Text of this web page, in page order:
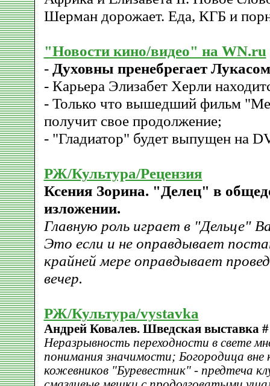
Шерман дорожает. Еда, КГБ и
"Новости кино/видео" на WN.ru
- Духовны пренебрегает Лукасом
- Карьера Элизабет Херли
- Только что вышедший фильм
получит свое продолжение;
- "Гладиатор" будет выпущен на
РЖ/Культура/Рецензия
Ксения Зорина. "Делец" в
изложении.
Главную роль играет в "Дельце"
Это если и не оправдывает
крайней мере оправдывает
вечер.
РЖ/Культура/vystavka
Андрей Ковалев. Шведская выставка
Неразрывность переходности в свете
понимания значимости; Богородица вне
кожевников "Буревестник" - предтеча